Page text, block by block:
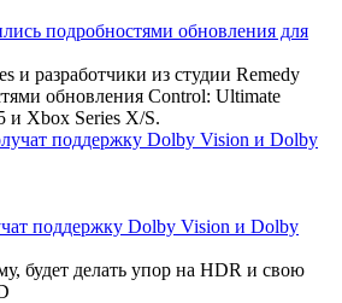
подробностями обновления для
и разработчики из студии Remedy
обновления Control: Ultimate
и Xbox Series X/S.
поддержку Dolby Vision и Dolby
будет делать упор на HDR и свою